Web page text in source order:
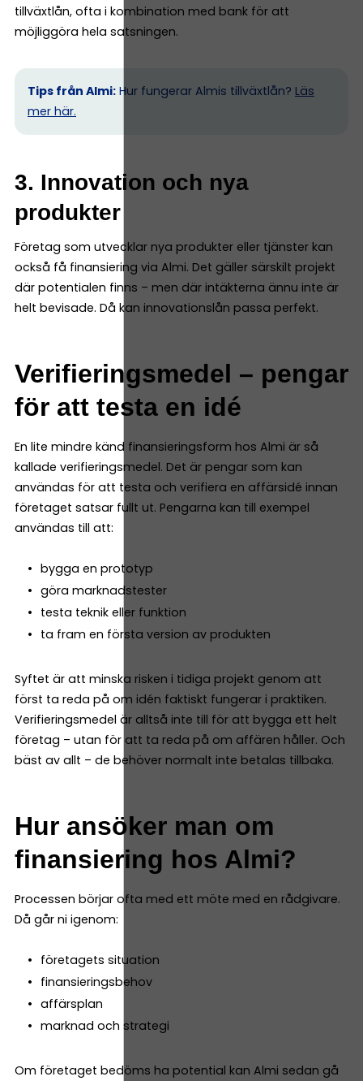
tillväxtlån, ofta i kombination med bank för att
möjliggöra hela satsningen.
Tips från Almi: Hur fungerar Almis tillväxtlån? Läs
mer här.
3. Innovation och nya
produkter
Företag som utvecklar nya produkter eller tjänster kan
också få finansiering via Almi. Det gäller särskilt projekt
där potentialen finns – men där intäkterna ännu inte är
helt bevisade. Då kan innovationslån passa perfekt.
Verifieringsmedel – pengar
för att testa en idé
En lite mindre känd finansieringsform hos Almi är så
kallade verifieringsmedel. Det är pengar som kan
användas för att testa och verifiera en affärsidé innan
företaget satsar fullt ut. Pengarna kan till exempel
användas till att:
bygga en prototyp
göra marknadstester
testa teknik eller funktion
ta fram en första version av produkten
Syftet är att minska risken i tidiga projekt genom att
först ta reda på om idén faktiskt fungerar i praktiken.
Verifieringsmedel är alltså inte till för att bygga ett helt
företag – utan för att ta reda på om affären håller. Och
bäst av allt – de behöver normalt inte betalas tillbaka.
Hur ansöker man om
finansiering hos Almi?
Processen börjar ofta med ett möte med en rådgivare.
Då går ni igenom:
företagets situation
finansieringsbehov
affärsplan
marknad och strategi
Om företaget bedöms ha potential kan Almi sedan gå